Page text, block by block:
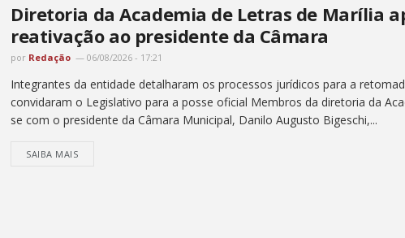
Diretoria da Academia de Letras de Marília
reativação ao presidente da Câmara
por Redação 06/08/2026 - 17:21
Integrantes da entidade detalharam os processos jurídicos para a
convidaram o Legislativo para a posse oficial Membros da diretoria da
se com o presidente da Câmara Municipal, Danilo Augusto Bigeschi,...
SAIBA MAIS